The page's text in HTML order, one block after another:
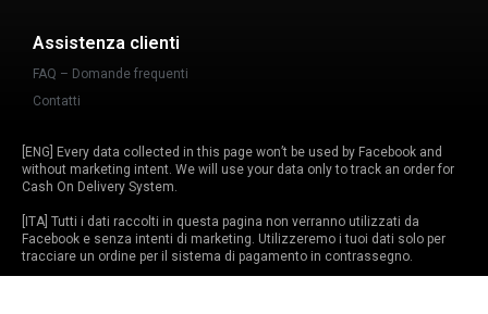
Assistenza clienti
FAQ – Domande frequenti
Contatti
[ENG] Every data collected in this page won’t be used by Facebook and
without marketing intent. We will use your data only to track an order for
Cash On Delivery System.
[ITA] Tutti i dati raccolti in questa pagina non verranno utilizzati da
Facebook e senza intenti di marketing. Utilizzeremo i tuoi dati solo per
tracciare un ordine per il sistema di pagamento in contrassegno.